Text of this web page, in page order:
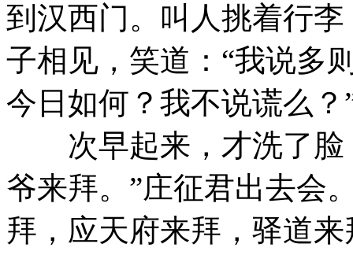
到汉西门。叫人挑着行
子相见，笑道：“我说多
今日如何？我不说谎么
次早起来，才洗了脸
爷来拜。”庄征君出去会
拜，应天府来拜，驿道